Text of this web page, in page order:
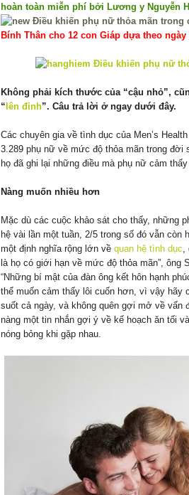
hoàn toàn miễn phí bởi Lương y Nguyễn
Bính Thân cho 12 con Giáp dựa theo ngày
Không phải kích thước của “cậu nhỏ”,
“lên đỉnh”. Câu trả lời ở ngay dưới đây.
Các chuyên gia về tình dục của Men’s
3.289 phụ nữ về mức độ thỏa mãn trong đời
họ đã ghi lại những điều mà phụ nữ cảm thấy
Nàng muốn nhiều hơn
Mặc dù các cuộc khảo sát cho thấy, những
hệ vài lần một tuần, 2/5 trong số đó vẫn còn
một định nghĩa rộng lớn về quan hệ tình dục
là họ có giới hạn về mức độ thỏa mãn”, ông
“Những bí mật của đàn ông kết hôn hạnh
thể muốn cảm thấy lôi cuốn hơn, vì vậy hãy
suốt cả ngày, và không quên gợi mở về vấn
nàng một tin nhắn gợi ý về kế hoạch ăn tối
nóng bỏng khi gặp nhau.